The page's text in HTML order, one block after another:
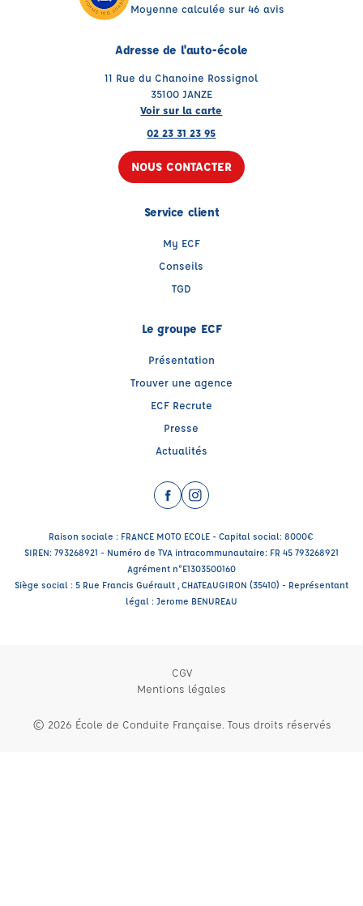
Moyenne calculée sur 46 avis
Adresse de l'auto-école
11 Rue du Chanoine Rossignol
35100 JANZE
Voir sur la carte
02 23 31 23 95
NOUS CONTACTER
Service client
My ECF
Conseils
TGD
Le groupe ECF
Présentation
Trouver une agence
ECF Recrute
Presse
Actualités
Facebook (nouvelle fenêtre)
Instagram (nouvelle fenêtre)
Raison sociale : FRANCE MOTO ECOLE - Capital social: 8000€
SIREN: 793268921 - Numéro de TVA intracommunautaire: FR 45 793268921
Agrément n°E1303500160
Siège social : 5 Rue Francis Guérault , CHATEAUGIRON (35410) - Représentant
légal : Jerome BENUREAU
CGV
Mentions légales
© 2026 École de Conduite Française. Tous droits réservés